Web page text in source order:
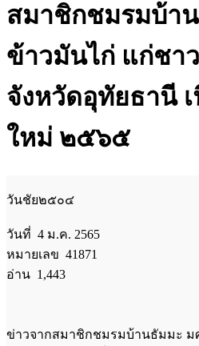
สมาชิกชมรมบ้า
ข้าวมันไก่ แก่ชา
จังหวัดอุทัยธานี
ใหม่ ๒๕๖๕
วันชัย๒๕๐๔
วันที่ 4 ม.ค. 2565
หมายเลข 41871
อ่าน 1,443
ข่าวจากสมาชิกชมรมบ้านธัมมะ ม